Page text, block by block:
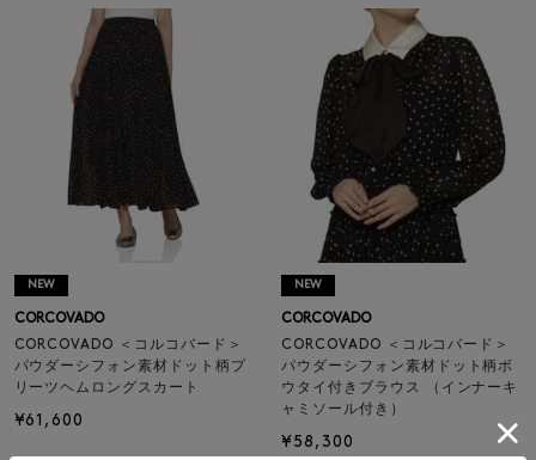
NEW
CORCOVADO
CORCOVADO ＜コルコバード＞
パウダーシフォン素材ドット柄プ
リーツヘムロングスカート
¥61,600
NEW
CORCOVADO
CORCOVADO ＜コルコバード＞
パウダーシフォン素材ドット柄ボ
ウタイ付きブラウス （インナーキ
ャミソール付き）
¥58,300